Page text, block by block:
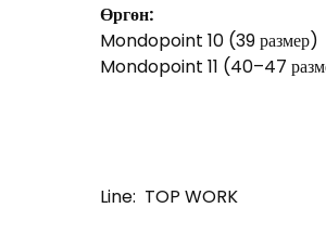
Өргөн:
Mondopoint 10 (39 размер)
Mondopoint 11 (40–47
Line: TOP WORK